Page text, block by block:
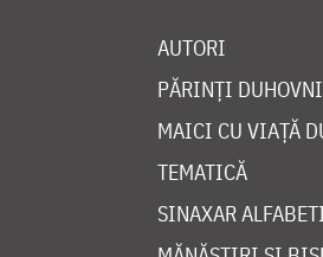
AUTORI
PĂRINȚI
MAICI CU VIAȚĂ
TEMATICĂ
SINAXAR